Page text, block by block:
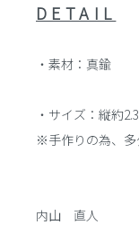
DETAIL
・素材：真鍮
・サイズ：縦約
※手作りの為、多
内山 直人